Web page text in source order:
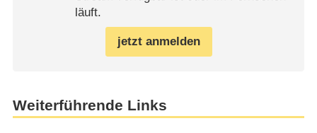
läuft.
jetzt anmelden
Weiterführende Links